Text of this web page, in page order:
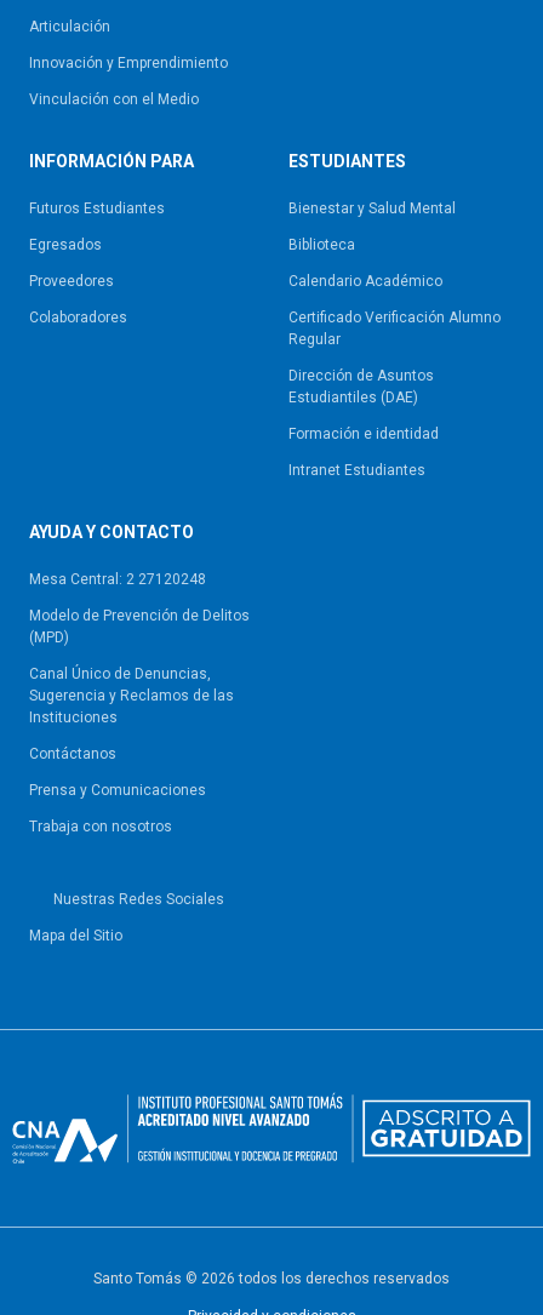
Articulación
Innovación y Emprendimiento
Vinculación con el Medio
INFORMACIÓN PARA
Futuros Estudiantes
Egresados
Proveedores
Colaboradores
ESTUDIANTES
Bienestar y Salud Mental
Biblioteca
Calendario Académico
Certificado Verificación Alumno
Regular
Dirección de Asuntos
Estudiantiles (DAE)
Formación e identidad
Intranet Estudiantes
AYUDA Y CONTACTO
Mesa Central: 2 27120248
Modelo de Prevención de Delitos
(MPD)
Canal Único de Denuncias,
Sugerencia y Reclamos de las
Instituciones
Contáctanos
Prensa y Comunicaciones
Trabaja con nosotros
Nuestras Redes Sociales
Mapa del Sitio
Santo Tomás © 2026 todos los derechos reservados